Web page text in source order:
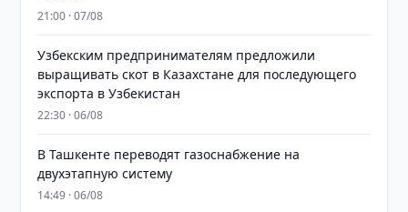
21:00 · 07/08
Узбекским предпринимателям предложили
выращивать скот в Казахстане для последующего
экспорта в Узбекистан
22:30 · 06/08
В Ташкенте переводят газоснабжение на
двухэтапную систему
14:49 · 06/08